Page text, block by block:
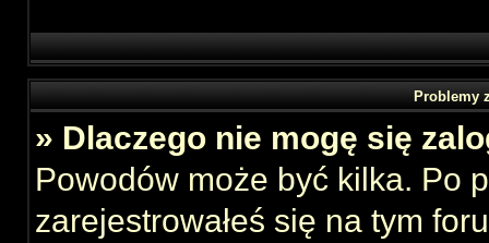
Problemy
» Dlaczego nie mogę się
Powodów może być kilka. Po
zarejestrowałeś się na tym